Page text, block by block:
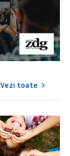
Vezi toate